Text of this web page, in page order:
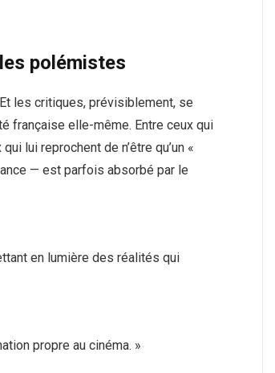
polémistes
les critiques, prévisiblement, se
française elle-même. Entre ceux qui
lui reprochent de n’être qu’un «
— est parfois absorbé par le
en lumière des réalités qui
propre au cinéma. »